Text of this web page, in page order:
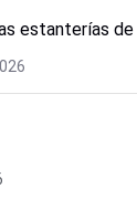
estanterías